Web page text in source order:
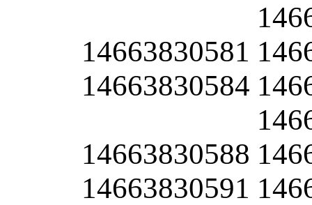
14663830581
14663830584
14663830588
14663830591